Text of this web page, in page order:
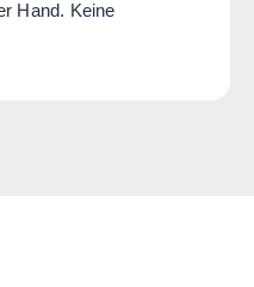
Hand. Keine